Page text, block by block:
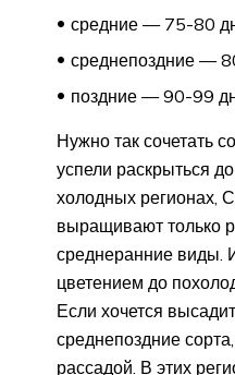
средние — 75-80
среднепоздние —
поздние — 90-99
Нужно так сочетать
успели раскрыться
холодных регионах,
выращивают только
среднеранние виды.
цветением до
Если хочется
среднепоздние
рассадой. В этих